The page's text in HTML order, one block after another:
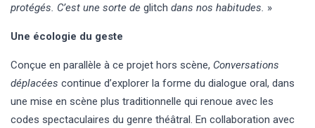
protégés. C’est une sorte de glitch dans nos habitudes. »
Une écologie du geste
Conçue en parallèle à ce projet hors scène, Conversations
déplacées continue d’explorer la forme du dialogue oral, dans
une mise en scène plus traditionnelle qui renoue avec les
codes spectaculaires du genre théâtral. En collaboration avec